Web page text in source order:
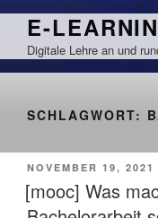
Zum
springen
E-
Digitale Lehre an und
SCHLAGWORT:
VERÖFFENTLICHT
AM
NOVEMBER 19, 2021
[mooc] Was